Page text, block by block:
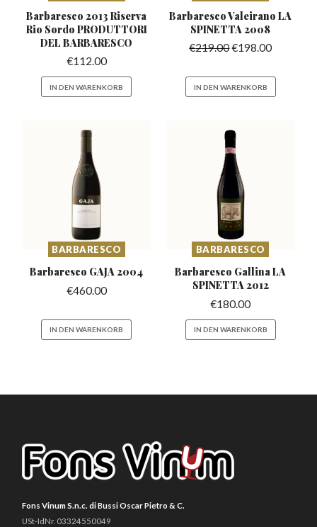
Barbaresco 2013 Riserva
Rio Sordo PRODUTTORI
DEL BARBARESCO
€112.00
IN DEN WARENKORB
Barbaresco ValeiranoLA
SPINETTA 2008
€219.00€198.00
IN DEN WARENKORB
BARBARESCO
Barbaresco GAJA 2004
€460.00
IN DEN WARENKORB
BARBARESCO
Barbaresco GallinaLA
SPINETTA 2012
€180.00
IN DEN WARENKORB
Fons Vinum S.n.c. di Bussi Oscar Pietro & C.
USt-IdNr. 03324550049